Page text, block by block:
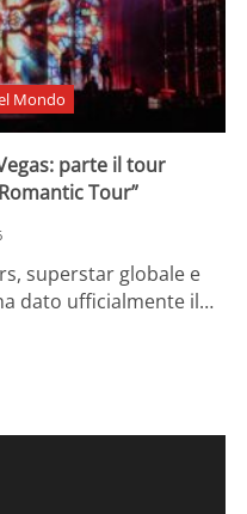
Mondo
parte il tour
Tour”
superstar globale e
dato ufficialmente il…